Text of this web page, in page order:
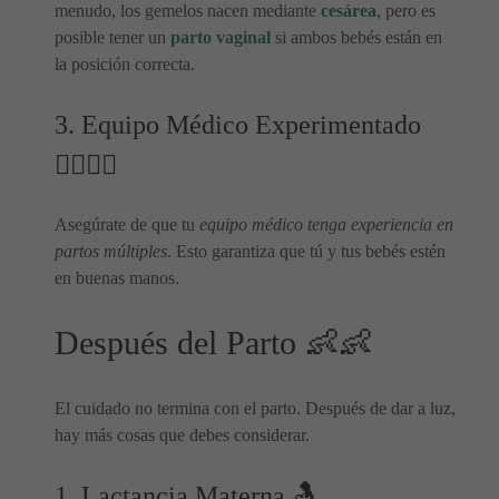
menudo, los gemelos nacen mediante cesárea, pero es
posible tener un parto vaginal si ambos bebés están en
la posición correcta.
3. Equipo Médico Experimentado
👩‍⚕️👨‍⚕️
Asegúrate de que tu equipo médico tenga experiencia en
partos múltiples. Esto garantiza que tú y tus bebés estén
en buenas manos.
Después del Parto 👶👶
El cuidado no termina con el parto. Después de dar a luz,
hay más cosas que debes considerar.